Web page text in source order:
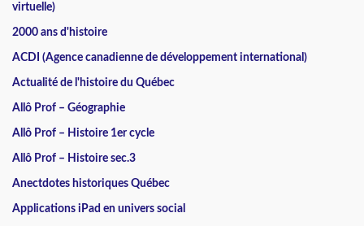
virtuelle)
2000 ans d'histoire
ACDI (Agence canadienne de développement international)
Actualité de l'histoire du Québec
Allô Prof – Géographie
Allô Prof – Histoire 1er cycle
Allô Prof – Histoire sec.3
Anectdotes historiques Québec
Applications iPad en univers social